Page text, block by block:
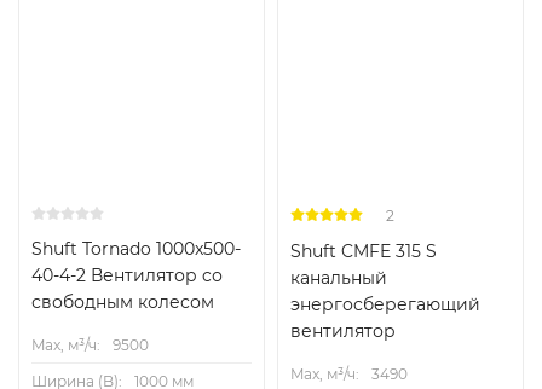
Shuft Tornado 1000x500-
40-4-2 Вентилятор cо
свободным колесом
Max, м³/ч:
9500
Ширина (B):
1000 мм
2
Shuft CMFE 315 S
канальный
энергосберегающий
вентилятор
Max, м³/ч:
3490